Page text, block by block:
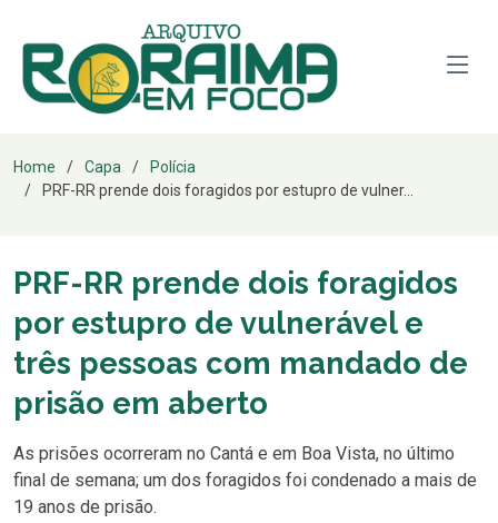
Home Capa
Polícia
PRF-RR prende dois foragidos por estupro de vulner...
PRF-RR prende dois foragidos
por estupro de vulnerável e
três pessoas com mandado de
prisão em aberto
As prisões ocorreram no Cantá e em Boa Vista, no último
final de semana; um dos foragidos foi condenado a mais de
19 anos de prisão.